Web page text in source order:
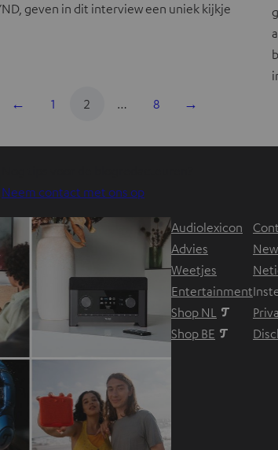
geven in dit interview een uniek kijkje
←
1 2 … 8 →
Neem contact met ons op
Audiolexicon
Advies
Weetjes
Entertainment
Shop NL
Shop BE